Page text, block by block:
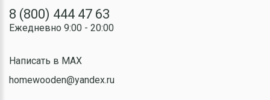
8 (800) 444 47 63
Ежедневно 9:00 - 20:00
Написать в MAX
homewooden@yandex.ru